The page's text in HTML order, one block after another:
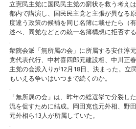
立憲民主党に国民民主党の窮状を救う考え
都内で講演し、国民民主党と主張が異なる
度違う政策の候補を同じ名簿に載せたら（
述べ、同党などとの統一名簿構想に拒否する
.
衆院会派「無所属の会」に所属する安住淳
党代表代行、中村喜四郎元建設相、中川正
主党の会派入りが12月18日、決まった。立
もいえる争いはいつまで続くのか。
.
「無所属の会」は、昨年の総選挙で分裂し
流を促すために結成。岡田克也元外相、野
元外相ら13人が所属していた。
.